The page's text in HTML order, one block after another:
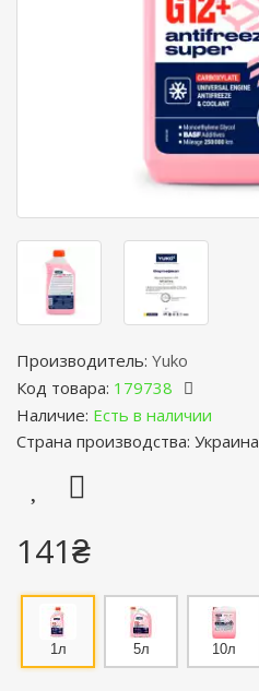
Производитель: Yuko
Код товара: 179738
Наличие: Есть в наличии
Страна производства: Украина
141₴
1л 5л 10л